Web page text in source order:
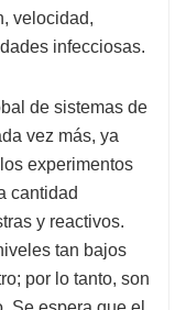
velocidad,
infecciosas.
de sistemas de
vez más, ya
experimentos
cantidad
y reactivos.
tan bajos
por lo tanto, son